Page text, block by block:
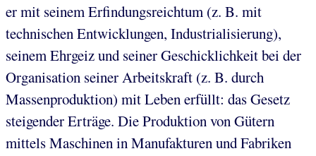
er mit seinem Erfindungsreichtum (z. B. mit
technischen Entwicklungen, Industrialisierung),
seinem Ehrgeiz und seiner Geschicklichkeit bei der
Organisation seiner Arbeitskraft (z. B. durch
Massenproduktion) mit Leben erfüllt: das Gesetz
steigender Erträge. Die Produktion von Gütern
mittels Maschinen in Manufakturen und Fabriken